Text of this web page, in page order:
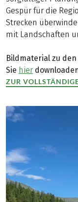
Gespür für die
Strecken
mit Landschaften
Bildmaterial zu
Sie hier
ZUR